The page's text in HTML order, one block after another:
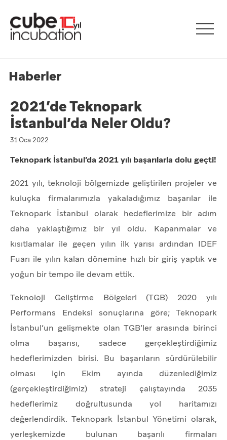
Haberler
2021’de Teknopark
İstanbul’da Neler Oldu?
31 Oca 2022
Teknopark İstanbul’da 2021 yılı başarılarla dolu geçti!
2021 yılı, teknoloji bölgemizde geliştirilen projeler ve
kuluçka firmalarımızla yakaladığımız başarılar ile
Teknopark İstanbul olarak hedeflerimize bir adım
daha yaklaştığımız bir yıl oldu. Kapanmalar ve
kısıtlamalar ile geçen yılın ilk yarısı ardından IDEF
Fuarı ile yılın kalan dönemine hızlı bir giriş yaptık ve
yoğun bir tempo ile devam ettik.
Teknoloji Geliştirme Bölgeleri (TGB) 2020 yılı
Performans Endeksi sonuçlarına göre; Teknopark
İstanbul’un gelişmekte olan TGB’ler arasında birinci
olma başarısı, sadece gerçekleştirdiğimiz
hedeflerimizden birisi. Bu başarıların sürdürülebilir
olması için Ekim ayında düzenlediğimiz
(gerçekleştirdiğimiz) strateji çalıştayında 2035
hedeflerimiz doğrultusunda yol haritamızı
değerlendirdik. Teknopark İstanbul Yönetimi olarak,
yerleşkemizde bulunan başarılı firmaları